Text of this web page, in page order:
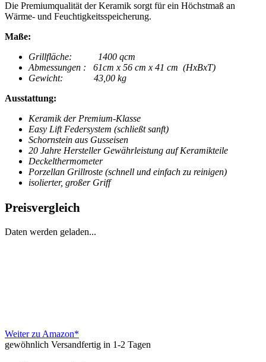
Die Premiumqualität der Keramik sorgt für ein Höchstmaß an
Wärme- und Feuchtigkeitsspeicherung.
Maße:
Grillfläche: 1400 qcm
Abmessungen : 61cm x 56 cm x 41 cm (HxBxT)
Gewicht: 43,00 kg
Ausstattung:
Keramik der Premium-Klasse
Easy Lift Federsystem (schließt sanft)
Schornstein aus Gusseisen
20 Jahre Hersteller Gewährleistung auf Keramikteile
Deckelthermometer
Porzellan Grillroste (schnell und einfach zu reinigen)
isolierter, großer Griff
Preisvergleich
Daten werden geladen...
Weiter zu Amazon*
gewöhnlich Versandfertig in 1-2 Tagen